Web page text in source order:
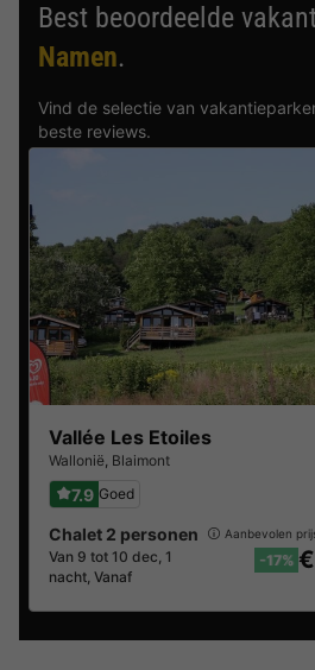
Best beoordeelde
Namen.
Vind de selectie van
beste reviews.
Vallée Les Etoiles
Wallonië, Blaimont
7.9 Goed
Chalet 2 personen
Van 9 tot 10 dec, 1
nacht, Vanaf
Aanbevolen
-17%